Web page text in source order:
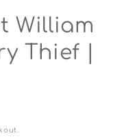
William
Thief |